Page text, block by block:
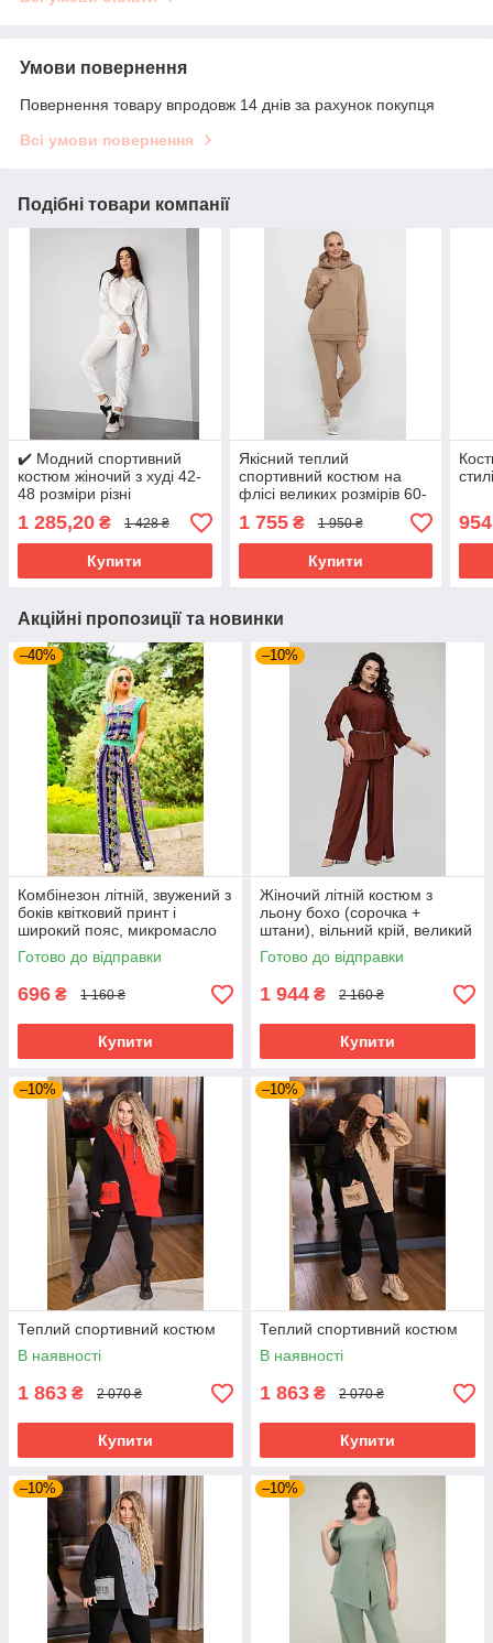
Умови повернення
Повернення товару впродовж 14 днів за рахунок покупця
Всі умови повернення
Подібні товари компанії
✔️ Модний спортивний
костюм жіночий з худі 42-
48 розміри різні
забарвлення
1 285,20 ₴ 1 428 ₴
Купити
Якісний теплий
спортивний костюм на
флісі великих розмірів 60-
64 бежевий
1 755₴ 1 950 ₴
Купити
954
Акційні пропозиції та новинки
–40%
Комбінезон літній, звужений з
боків квітковий принт і
широкий пояс, микромасло
Готово до відправки
696 ₴ 1 160 ₴
Купити
–10%
Жіночий літній костюм з
льону бохо (сорочка +
штани), вільний крій, великий
розмір 52 кориця
Готово до відправки
1 944 ₴ 2 160 ₴
Купити
–10%
Теплий спортивний костюм
В наявності
1 863 ₴ 2 070 ₴
Купити
–10%
Теплий спортивний костюм
В наявності
1 863 ₴ 2 070 ₴
Купити
–10% –10%